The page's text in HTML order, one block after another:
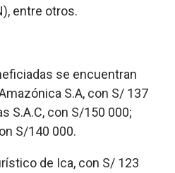
entre otros.
se encuentran
S.A, con S/ 137
S.A.C, con S/150 000;
S/140 000.
de Ica, con S/ 123